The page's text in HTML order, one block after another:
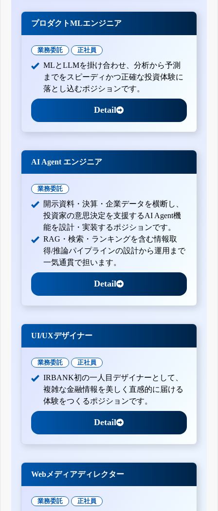
プロダクトMLエンジニア
業務委託 正社員
MLとLLMを掛け合わせ、分析から予測
までをスピーディかつ正確な投資体験に
落とし込むポジションです。
Detail
AI Agent エンジニア
業務委託
開示資料・決算・企業データを横断し、
投資家の意思決定を支援するAI Agent機
能を設計・実装するポジションです。
RAG・検索・ランキングを含む情報取
得/推論パイプラインの設計から運用まで
一気通貫で担います。
Detail
UI/UXデザイナー
業務委託 正社員
IRBANK初の一人目デザイナーとして、
複雑な金融情報を美しく直感的に届ける
体験をつくるポジションです。
Detail
Webメディアディレクター
業務委託 正社員